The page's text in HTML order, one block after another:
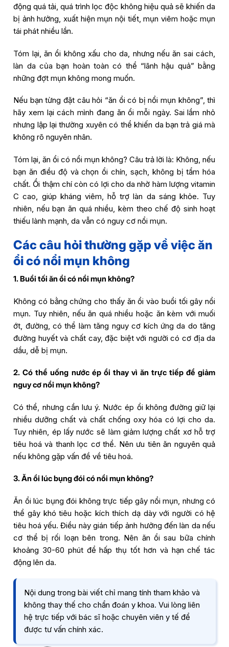
động quá tải, quá trình lọc độc không hiệu quả sẽ khiến da
bị ảnh hưởng, xuất hiện mụn nội tiết, mụn viêm hoặc mụn
tái phát nhiều lần.
Tóm lại, ăn ổi không xấu cho da, nhưng nếu ăn sai cách,
làn da của bạn hoàn toàn có thể “lãnh hậu quả” bằng
những đợt mụn không mong muốn.
Nếu bạn từng đặt câu hỏi “ăn ổi có bị nổi mụn không”, thì
hãy xem lại cách mình đang ăn ổi mỗi ngày. Sai lầm nhỏ
nhưng lập lại thường xuyên có thể khiến da bạn trả giá mà
không rõ nguyên nhân.
Tóm lại, ăn ổi có nổi mụn không? Câu trả lời là: Không, nếu
bạn ăn điều độ và chọn ổi chín, sạch, không bị tẩm hóa
chất. Ổi thậm chí còn có lợi cho da nhờ hàm lượng vitamin
C cao, giúp kháng viêm, hỗ trợ làn da sáng khỏe. Tuy
nhiên, nếu bạn ăn quá nhiều, kèm theo chế độ sinh hoạt
thiếu lành mạnh, da vẫn có nguy cơ nổi mụn.
Các câu hỏi thường gặp về việc ăn
ổi có nổi mụn không
1. Buổi tối ăn ổi có nổi mụn không?
Không có bằng chứng cho thấy ăn ổi vào buổi tối gây nổi
mụn. Tuy nhiên, nếu ăn quá nhiều hoặc ăn kèm với muối
ớt, đường, có thể làm tăng nguy cơ kích ứng da do tăng
đường huyết và chất cay, đặc biệt với người có cơ địa da
dầu, dễ bị mụn.
2. Có thể uống nước ép ổi thay vì ăn trực tiếp để giảm
nguy cơ nổi mụn không?
Có thể, nhưng cần lưu ý. Nước ép ổi không đường giữ lại
nhiều dưỡng chất và chất chống oxy hóa có lợi cho da.
Tuy nhiên, ép lấy nước sẽ làm giảm lượng chất xơ hỗ trợ
tiêu hoá và thanh lọc cơ thể. Nên ưu tiên ăn nguyên quả
nếu không gặp vấn đề về tiêu hoá.
3. Ăn ổi lúc bụng đói có nổi mụn không?
Ăn ổi lúc bụng đói không trực tiếp gây nổi mụn, nhưng có
thể gây khó tiêu hoặc kích thích dạ dày với người có hệ
tiêu hoá yếu. Điều này gián tiếp ảnh hưởng đến làn da nếu
cơ thể bị rối loạn bên trong. Nên ăn ổi sau bữa chính
khoảng 30-60 phút để hấp thụ tốt hơn và hạn chế tác
động lên da.
Nội dung trong bài viết chỉ mang tính tham khảo và
không thay thế cho chẩn đoán y khoa. Vui lòng liên
hệ trực tiếp với bác sĩ hoặc chuyên viên y tế để
được tư vấn chính xác.
Phòng khám da liễu LG Clinic